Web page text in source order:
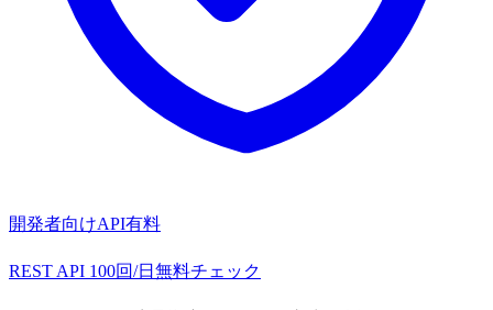
開発者向けAPI有料
REST API 100回/日無料チェック